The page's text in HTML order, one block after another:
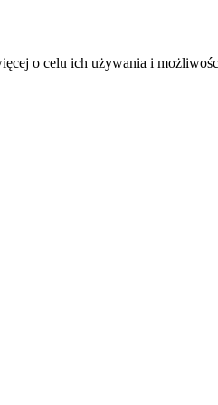
o celu ich używania i